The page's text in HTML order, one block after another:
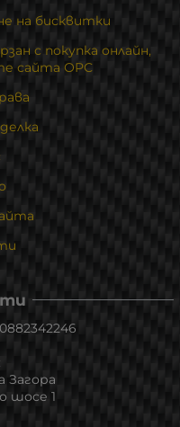
на бисквитки
с покупка онлайн,
сайта ОРС
Загора
шосе 1